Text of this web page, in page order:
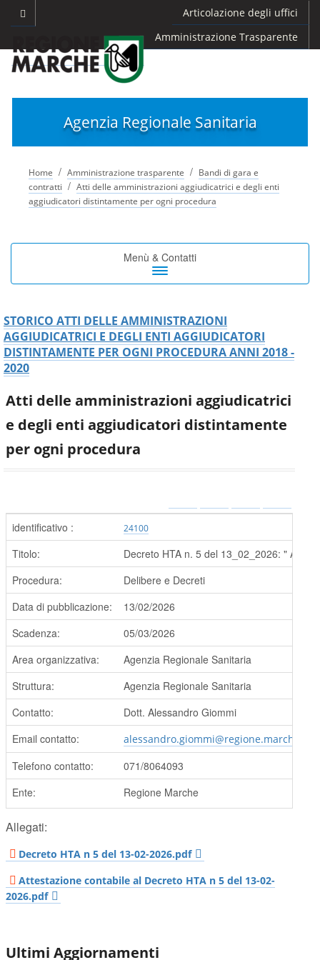
Articolazione degli uffici
Amministrazione Trasparente
Agenzia Regionale Sanitaria
Home / Amministrazione trasparente / Bandi di gara e
contratti / Atti delle amministrazioni aggiudicatrici e degli enti
aggiudicatori distintamente per ogni procedura
Toggle
navigation
Menù & Contatti
STORICO ATTI DELLE AMMINISTRAZIONI
AGGIUDICATRICI E DEGLI ENTI AGGIUDICATORI
DISTINTAMENTE PER OGNI PROCEDURA ANNI 2018 -
2020
Atti delle amministrazioni aggiudicatrici
e degli enti aggiudicatori distintamente
per ogni procedura
identificativo : 24100
Titolo:
Decreto HTA n. 5 del 13_02_2026: " Art.
Procedura:
Delibere e Decreti
Data di pubblicazione:
13/02/2026
Scadenza:
05/03/2026
Area organizzativa:
Agenzia Regionale Sanitaria
Struttura:
Agenzia Regionale Sanitaria
Contatto:
Dott. Alessandro Giommi
Email contatto:
alessandro.giommi@regione.marche.it
Telefono contatto:
071/8064093
Ente:
Regione Marche
Allegati:
Decreto HTA n 5 del 13-02-2026.pdf
Attestazione contabile al Decreto HTA n 5 del 13-02-
2026.pdf
Ultimi Aggiornamenti